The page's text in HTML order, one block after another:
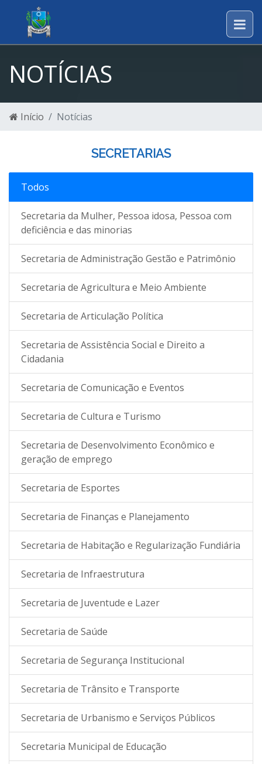
NOTÍCIAS
Início Notícias
SECRETARIAS
Todos
Secretaria da Mulher, Pessoa idosa, Pessoa com
deficiência e das minorias
Secretaria de Administração Gestão e Patrimônio
Secretaria de Agricultura e Meio Ambiente
Secretaria de Articulação Política
Secretaria de Assistência Social e Direito a
Cidadania
Secretaria de Comunicação e Eventos
Secretaria de Cultura e Turismo
Secretaria de Desenvolvimento Econômico e
geração de emprego
Secretaria de Esportes
Secretaria de Finanças e Planejamento
Secretaria de Habitação e Regularização Fundiária
Secretaria de Infraestrutura
Secretaria de Juventude e Lazer
Secretaria de Saúde
Secretaria de Segurança Institucional
Secretaria de Trânsito e Transporte
Secretaria de Urbanismo e Serviços Públicos
Secretaria Municipal de Educação